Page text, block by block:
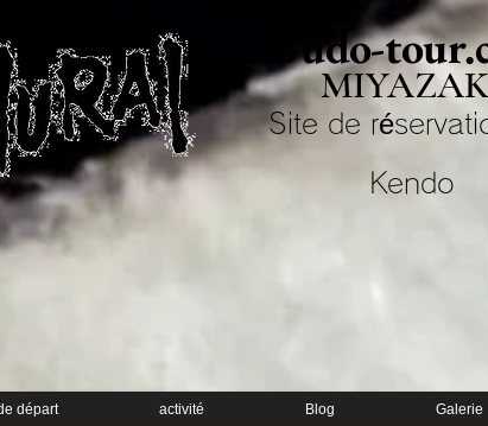
Budo-
Site de
Kendo
départ activité Blog Galerie